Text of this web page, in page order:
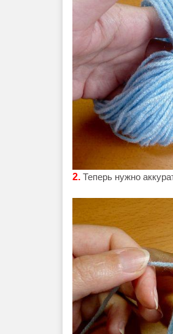
2. Теперь нужно